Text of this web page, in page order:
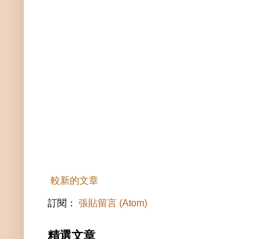
較新的文章
訂閱： 張貼留言 (Atom)
精選文章